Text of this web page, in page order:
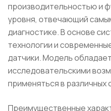
производительностью и
уровня, отвечающий
диагностике. В основе
технологии и
датчики. Модель
исследовательскими
применяться в различных
Преимущественные